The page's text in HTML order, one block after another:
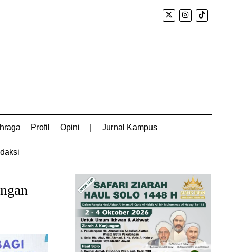
Profil Opini Jurnal Kampus